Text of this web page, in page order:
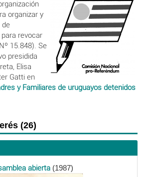
organizar y
revocar
15.848). Se
presidida
Elisa
Gatti en
y Familiares de uruguayos detenidos
(26)
abierta (1987)